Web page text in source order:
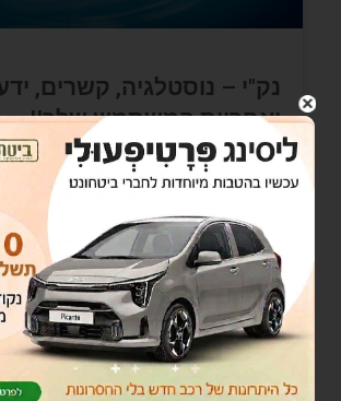
נק"י – נוסטלגיה, קשרים,
ואחריות המשתמש שלך!!
נק"יבחלק מהרצאותיי (הארוכות יותר)
בחלק המנטאלי בעזיבת הארגון.מה
מכנים "הפיכת דף". על כמה שחשוב
משקעים ולצאת נק"י לדרך חדש.נקי
READ MORE »
אוגוסט 11, 2021 אין תגובות